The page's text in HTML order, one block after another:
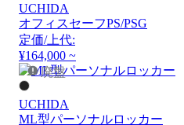
UCHIDA
オフィスセーフPS/PSG
定価/上代:
¥164,000 ~
廃盤
UCHIDA
ML型パーソナルロッカー